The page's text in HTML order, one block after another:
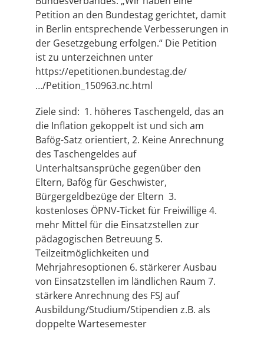
Petition an den Bundestag gerichtet, damit
in Berlin entsprechende Verbesserungen in
der Gesetzgebung erfolgen.“ Die Petition
ist zu unterzeichnen unter
https://epetitionen.bundestag.de/
…/Petition_150963.nc.html
Ziele sind: 1. höheres Taschengeld, das an
die Inflation gekoppelt ist und sich am
Bafög-Satz orientiert, 2. Keine Anrechnung
des Taschengeldes auf
Unterhaltsansprüche gegenüber den
Eltern, Bafög für Geschwister,
Bürgergeldbezüge der Eltern 3.
kostenloses ÖPNV-Ticket für Freiwillige 4.
mehr Mittel für die Einsatzstellen zur
pädagogischen Betreuung 5.
Teilzeitmöglichkeiten und
Mehrjahresoptionen 6. stärkerer Ausbau
von Einsatzstellen im ländlichen Raum 7.
stärkere Anrechnung des FSJ auf
Ausbildung/Studium/Stipendien z.B. als
doppelte Wartesemester